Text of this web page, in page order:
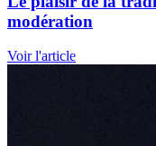
modération
Voir l'article